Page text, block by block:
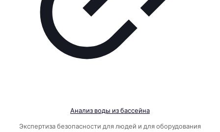
Анализ воды из бассейна
Экспертиза безопасности для людей и для оборудования